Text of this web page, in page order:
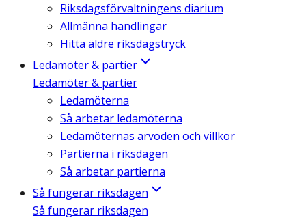
Riksdagsförvaltningens diarium
Allmänna handlingar
Hitta äldre riksdagstryck
Ledamöter & partier
Ledamöter & partier
Ledamöterna
Så arbetar ledamöterna
Ledamöternas arvoden och villkor
Partierna i riksdagen
Så arbetar partierna
Så fungerar riksdagen
Så fungerar riksdagen